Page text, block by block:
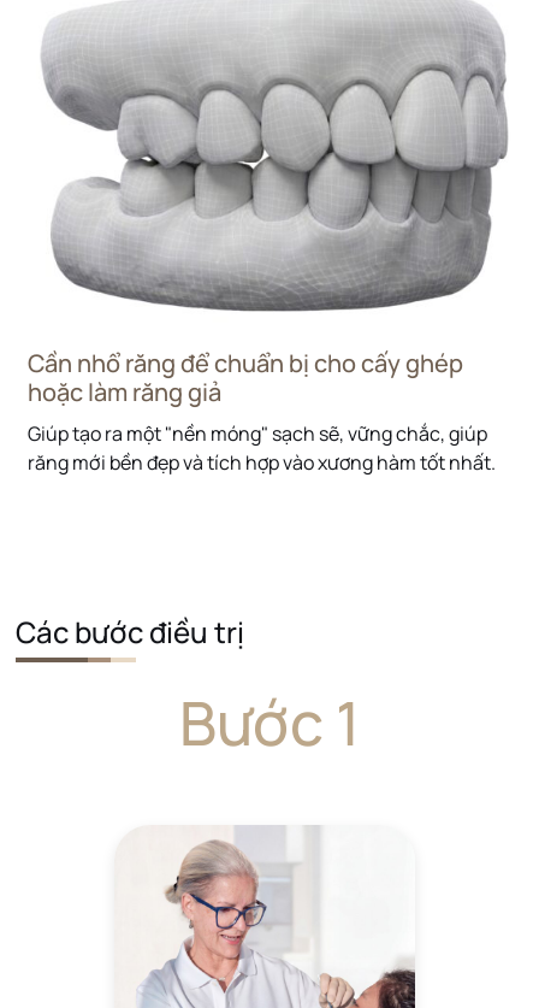
Cần nhổ răng để chuẩn bị cho cấy ghép
hoặc làm răng giả
Giúp tạo ra một "nền móng" sạch sẽ, vững chắc, giúp
răng mới bền đẹp và tích hợp vào xương hàm tốt nhất.
Các bước điều trị
Bước 1